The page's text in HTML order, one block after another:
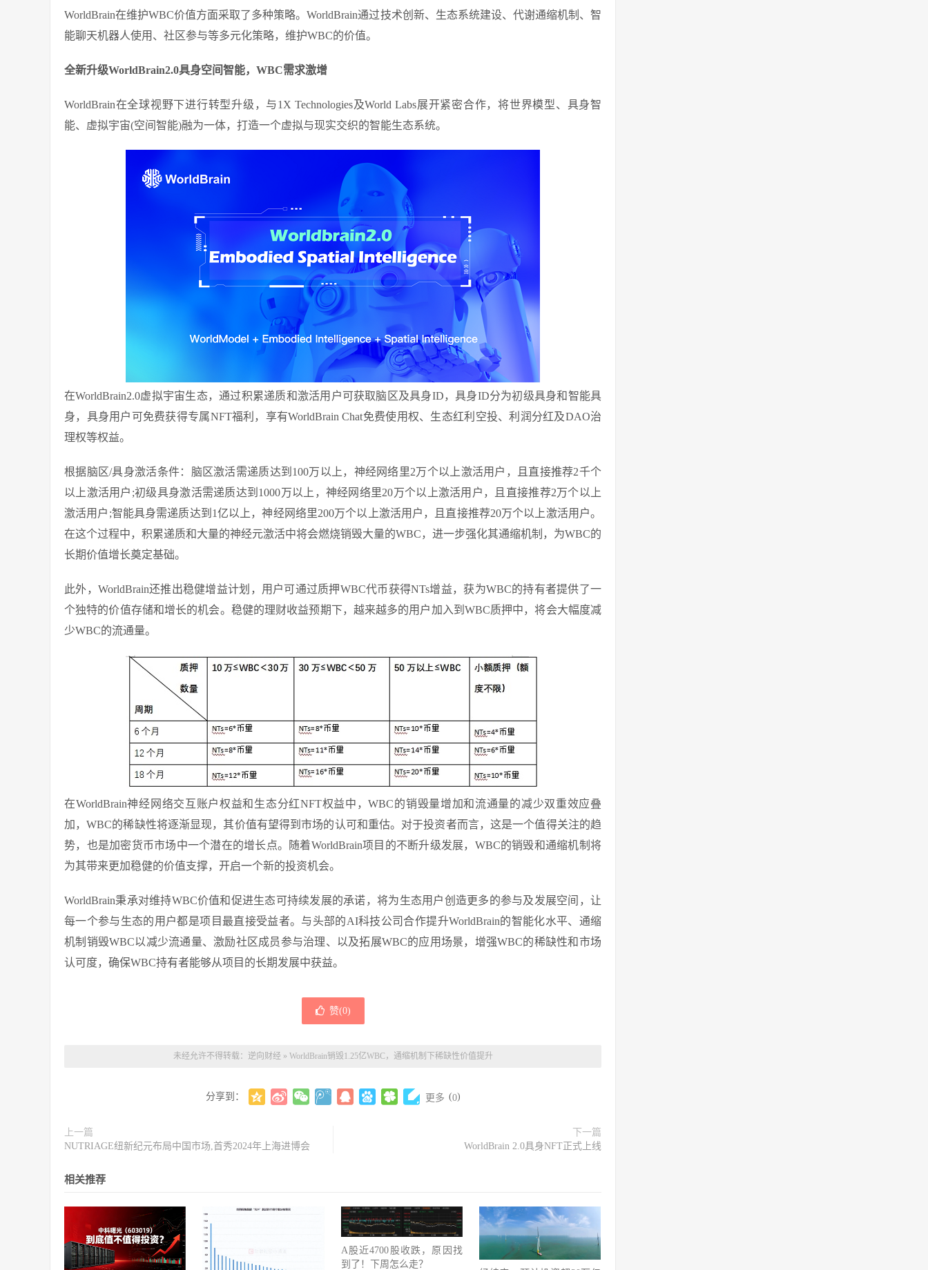
WorldBrain在维护WBC价值方面采取了多种策略。WorldBrain通过技术创新、生态系统建设、代谢通缩机制、智
能聊天机器人使用、社区参与等多元化策略，维护WBC的价值。
全新升级WorldBrain2.0具身空间智能，WBC需求激增
WorldBrain在全球视野下进行转型升级，与1X Technologies及World Labs展开紧密合作，将世界模型、具身智
能、虚拟宇宙(空间智能)融为一体，打造一个虚拟与现实交织的智能生态系统。
在WorldBrain2.0虚拟宇宙生态，通过积累递质和激活用户可获取脑区及具身ID，具身ID分为初级具身和智能具
身，具身用户可免费获得专属NFT福利，享有WorldBrain Chat免费使用权、生态红利空投、利润分红及DAO治
理权等权益。
根据脑区/具身激活条件：脑区激活需递质达到100万以上，神经网络里2万个以上激活用户，且直接推荐2千个
以上激活用户;初级具身激活需递质达到1000万以上，神经网络里20万个以上激活用户，且直接推荐2万个以上
激活用户;智能具身需递质达到1亿以上，神经网络里200万个以上激活用户，且直接推荐20万个以上激活用户。
在这个过程中，积累递质和大量的神经元激活中将会燃烧销毁大量的WBC，进一步强化其通缩机制，为WBC的
长期价值增长奠定基础。
此外，WorldBrain还推出稳健增益计划，用户可通过质押WBC代币获得NTs增益，获为WBC的持有者提供了一
个独特的价值存储和增长的机会。稳健的理财收益预期下，越来越多的用户加入到WBC质押中，将会大幅度减
少WBC的流通量。
在WorldBrain神经网络交互账户权益和生态分红NFT权益中，WBC的销毁量增加和流通量的减少双重效应叠
加，WBC的稀缺性将逐渐显现，其价值有望得到市场的认可和重估。对于投资者而言，这是一个值得关注的趋
势，也是加密货币市场中一个潜在的增长点。随着WorldBrain项目的不断升级发展，WBC的销毁和通缩机制将
为其带来更加稳健的价值支撑，开启一个新的投资机会。
WorldBrain秉承对维持WBC价值和促进生态可持续发展的承诺，将为生态用户创造更多的参与及发展空间，让
每一个参与生态的用户都是项目最直接受益者。与头部的AI科技公司合作提升WorldBrain的智能化水平、通缩
机制销毁WBC以减少流通量、激励社区成员参与治理、以及拓展WBC的应用场景，增强WBC的稀缺性和市场
认可度，确保WBC持有者能够从项目的长期发展中获益。
赞(0)
未经允许不得转载： 逆向财经 » WorldBrain销毁1.25亿WBC，通缩机制下稀缺性价值提升
分享到： 更多 (0)
上一篇
NUTRIAGE纽新纪元布局中国市场,首秀2024年上海进博会
下一篇
WorldBrain 2.0具身NFT正式上线
相关推荐
A股近4700股收跌，原因找
到了！下周怎么走？